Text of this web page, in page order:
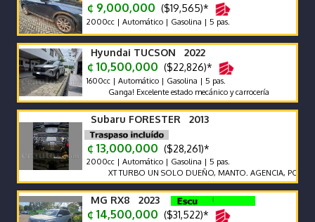
¢ 9,000,000 ($19,565)*
2000cc | Automático | Gasolina | 5 pas.
Hyundai TUCSON 2022
¢ 10,500,000 ($22,826)*
1600cc | Automático | Gasolina | 5 pas.
Ganga! Excelente estado mecánico y carrocería
Subaru FORESTER 2013
¢ 13,000,000 ($28,261)*
2000cc | Automático | Gasolina | 5 pas.
XT TURBO UN SOLO DUEÑO, MANTO. AGENCIA, POCO KM,
MG RX8 2023
¢ 14,500,000 ($31,522)*